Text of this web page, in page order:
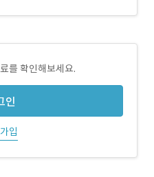
를 확인해보세요.
인
입